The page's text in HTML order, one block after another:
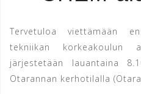
Tervetuloa viettämään
tekniikan korkeakoulun
järjestetään lauantaina
Otarannan kerhotilalla